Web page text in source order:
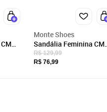
Monte Shoes
Sandália Feminina CM
Calçados Bico Quadrado
Salto Alto Casual
R$ 129,99
R$ 76,99